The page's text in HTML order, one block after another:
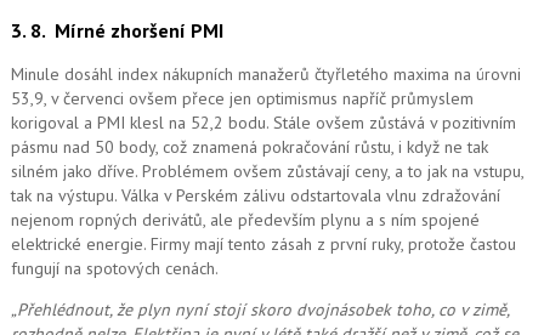
3. 8. Mírné zhoršení PMI
Minule dosáhl index nákupních manažerů čtyřletého maxima na úrovni
53,9, v červenci ovšem přece jen optimismus napříč průmyslem
korigoval a PMI klesl na 52,2 bodu. Stále ovšem zůstává v pozitivním
pásmu nad 50 body, což znamená pokračování růstu, i když ne tak
silném jako dříve. Problémem ovšem zůstávají ceny, a to jak na vstupu,
tak na výstupu. Válka v Perském zálivu odstartovala vlnu zdražování
nejenom ropných derivátů, ale především plynu a s ním spojené
elektrické energie. Firmy mají tento zásah z první ruky, protože častou
fungují na spotových cenách.
„Přehlédnout, že plyn nyní stojí skoro dvojnásobek toho, co v zimě,